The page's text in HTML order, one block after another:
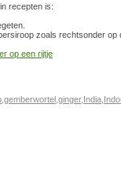
recepten is:
zoals rechtsonder op
op een rijtje
gemberwortel ginger, India